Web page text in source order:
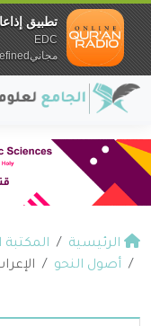
الرئيسية المكتبة
أصول النحو
تطبيق
EDC
مجانيundefined